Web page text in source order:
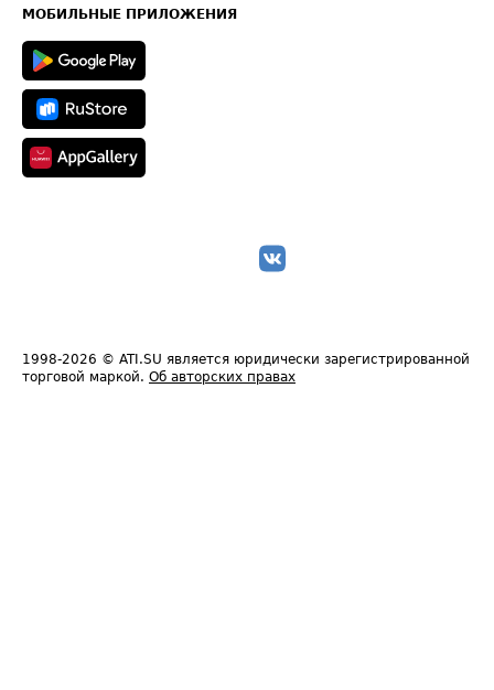
Техническая информация
МОБИЛЬНЫЕ ПРИЛОЖЕНИЯ
1998-2026 © ATI.SU является юридически зарегистрированной
торговой маркой. Об авторских правах